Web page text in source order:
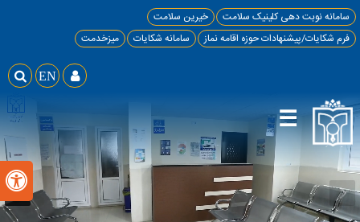
سامانه نوبت دهی کلینیک سلامت
خیرین سلامت
فرم شکایات/پیشنهادات حوزه اقامه نماز
سامانه شکایات میزخدمت
 EN 
☰
